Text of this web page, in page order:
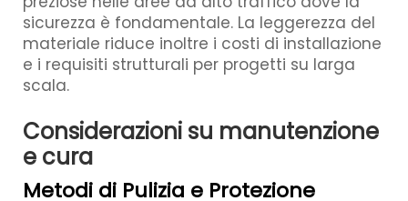
sicurezza è fondamentale. La leggerezza del
materiale riduce inoltre i costi di installazione
e i requisiti strutturali per progetti su larga
scala.
Considerazioni su manutenzione
e cura
Metodi di Pulizia e Protezione